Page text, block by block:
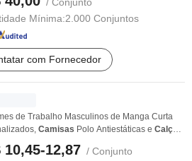
Mínima:2.000 Conjuntos
com Fornecedor
de Trabalho Masculinos de Manga Curta
Camisas Polo Antiestáticas e Calças
10,45-12,87 / Conjunto